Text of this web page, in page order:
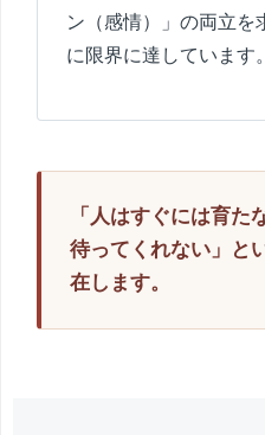
ン（感情）」の両立を
に限界に達しています。
「人はすぐには育た
待ってくれない」と
在します。